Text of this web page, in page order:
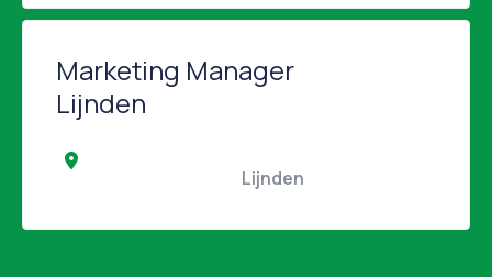
Marketing Manager
Lijnden